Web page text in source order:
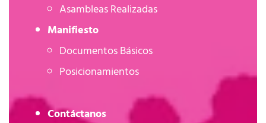
Asambleas Realizadas
Manifiesto
Documentos Básicos
Posicionamientos
Contáctanos